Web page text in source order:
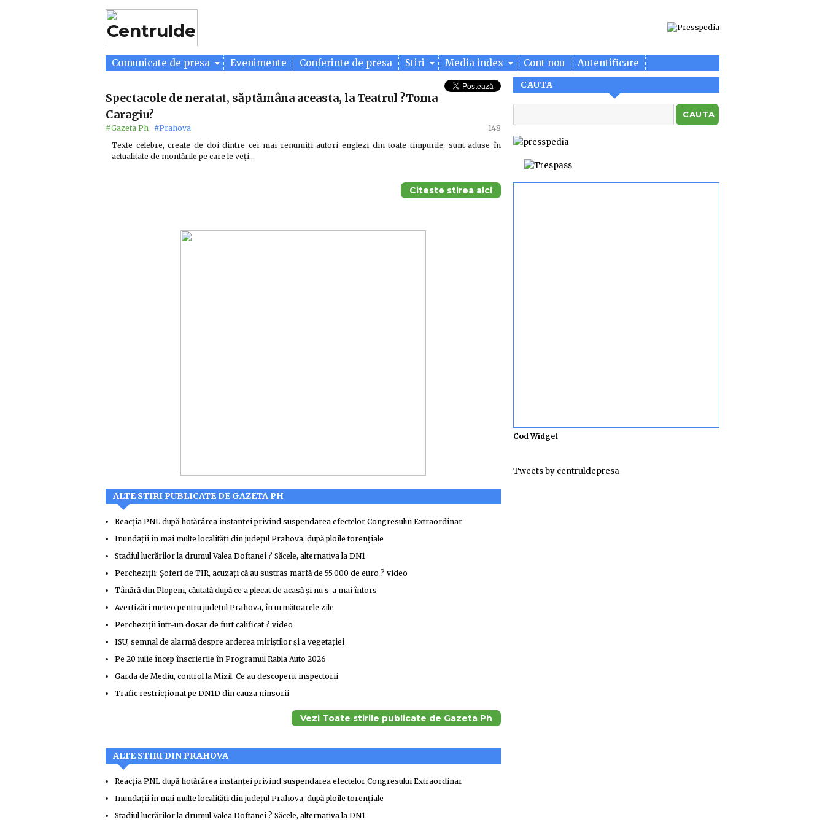
Comunicate de presa Evenimente Conferinte de presa Stiri Media index Cont nou Autentificare
Spectacole de neratat, săptămâna aceasta, la Teatrul ?Toma
Caragiu?
#Gazeta Ph #Prahova
148
Texte celebre, create de doi dintre cei mai renumiți autori englezi din toate timpurile, sunt aduse în
actualitate de montările pe care le veți…
Citeste stirea aici
ALTE STIRI PUBLICATE DE GAZETA PH
Reacţia PNL după hotărârea instanţei privind suspendarea efectelor Congresului Extraordinar
Inundaţii în mai multe localităţi din judeţul Prahova, după ploile torenţiale
Stadiul lucrărilor la drumul Valea Doftanei ? Săcele, alternativa la DN1
Percheziţii: Șoferi de TIR, acuzați că au sustras marfă de 55.000 de euro ? video
Tânără din Plopeni, căutată după ce a plecat de acasă şi nu s-a mai întors
Avertizări meteo pentru judeţul Prahova, în următoarele zile
Percheziţii într-un dosar de furt calificat ? video
ISU, semnal de alarmă despre arderea miriştilor şi a vegetaţiei
Pe 20 iulie încep înscrierile în Programul Rabla Auto 2026
Garda de Mediu, control la Mizil. Ce au descoperit inspectorii
Trafic restricţionat pe DN1D din cauza ninsorii
Vezi Toate stirile publicate de Gazeta Ph
ALTE STIRI DIN PRAHOVA
Reacţia PNL după hotărârea instanţei privind suspendarea efectelor Congresului Extraordinar
Inundaţii în mai multe localităţi din judeţul Prahova, după ploile torenţiale
Stadiul lucrărilor la drumul Valea Doftanei ? Săcele, alternativa la DN1
CAUTA
Cod Widget
Tweets by centruldepresa